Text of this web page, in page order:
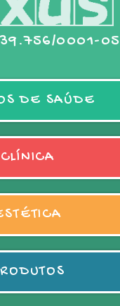
0001-05
DE SAÚDE
CLÍNICA